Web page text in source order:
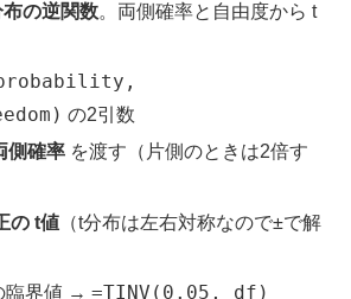
の逆関数。両側確率と自由度から t
の2引数
側確率 を渡す（片側のときは2倍す
の t値 （t分布は左右対称なので±で解
臨界値 →=TINV(0.05, df)